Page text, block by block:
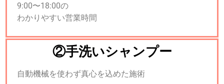
9:00〜18:00の
わかりやすい営業時間
②手洗いシャンプー
自動機械を使わず真心を込めた施術